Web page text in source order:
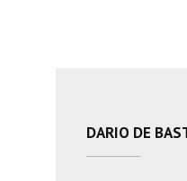
DARIO DE